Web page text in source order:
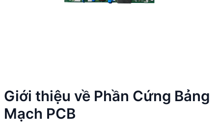
Giới thiệu về Phần Cứng Bảng
Mạch PCB